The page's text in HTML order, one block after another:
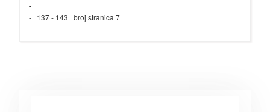
-
- | 137 - 143 | broj stranica 7